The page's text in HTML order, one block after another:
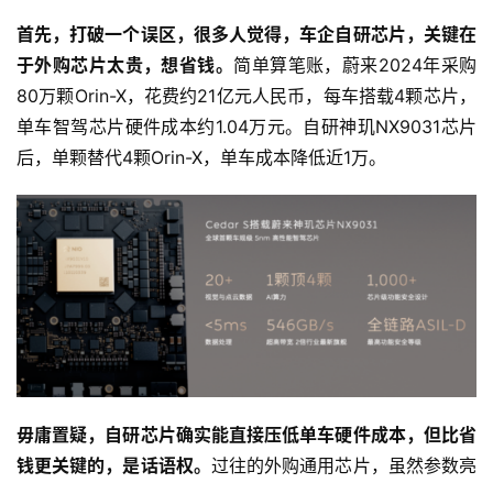
首先，打破一个误区，很多人觉得，车企自研芯片，关键在
于外购芯片太贵，想省钱。 简单算笔账，蔚来2024年采购
80万颗Orin-X，花费约21亿元人民币，每车搭载4颗芯片，
单车智驾芯片硬件成本约1.04万元。自研神玑NX9031芯片
后，单颗替代4颗Orin-X，单车成本降低近1万。
毋庸置疑，自研芯片确实能直接压低单车硬件成本，但比省
钱更关键的，是话语权。 过往的外购通用芯片，虽然参数亮